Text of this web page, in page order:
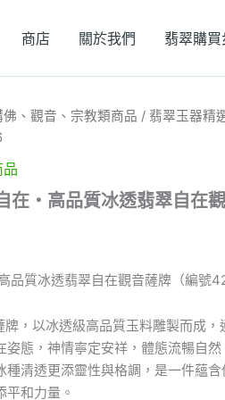
商店 關於我們 翡翠購買
佛、觀音、宗教類商品 / 翡翠玉器精
在・高品質冰透翡翠自在
品質冰透翡翠自在觀音薩牌（編號
，以冰透級高品質玉料雕製而成
姿態，神情寧定安祥，體態流暢自
種清透更添靈性與格調，是一件蘊
平和力量。